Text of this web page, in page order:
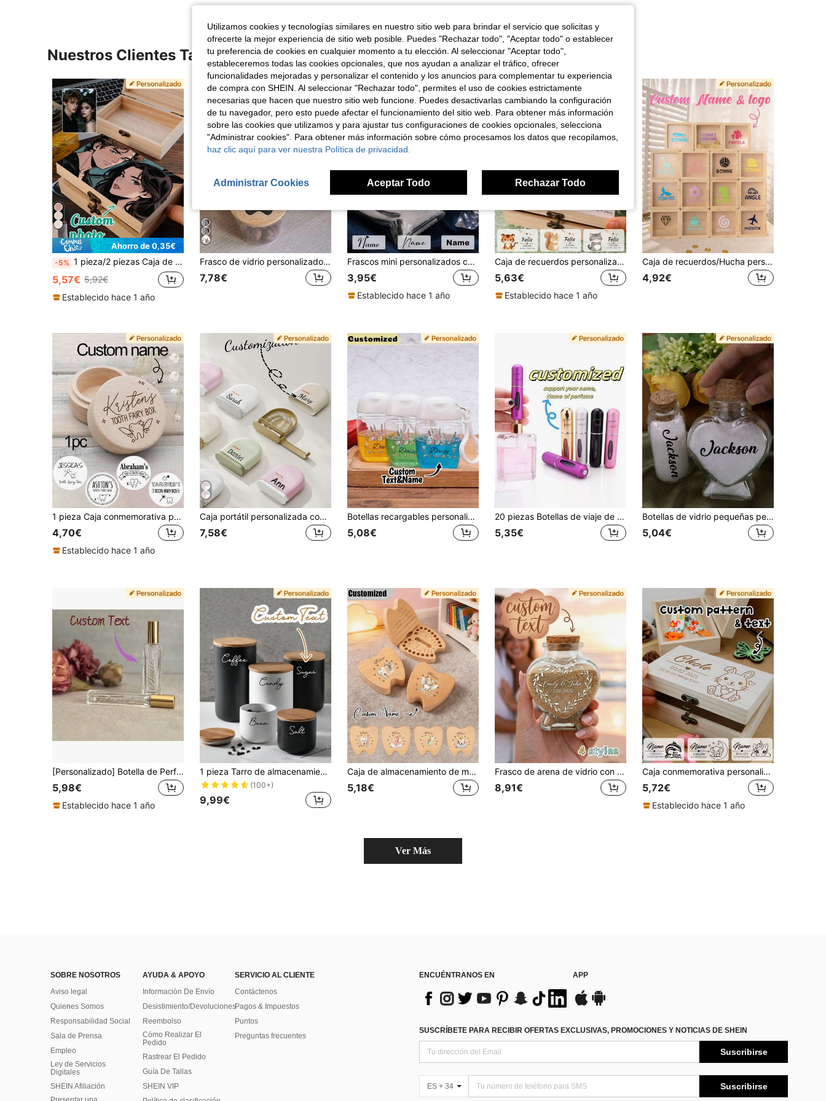
Nuestros Clientes También Vieron
Ahorro de 0,35€
-5% 1 pieza/2 piezas Caja de recuerdos con foto personalizada, caja de almacenamiento de madera personalizada, caja de recuerdos con foto personalizada, caja decorativa con nombre personalizable, joyero, caja conmemorativa de vacaciones, regalo de boda, regalo de cumpleaños, regalo del Día de San Valentín, aniversario, dormitorio, hogar
5,57€ 5,92€
Establecido hace 1 año
Frasco de vidrio personalizado para almacenar golosinas para perros con tapa grabada y huella de pata, contenedor redondo personalizable para comida de mascotas para golosinas de entrenamiento, organizadores de armario y organización de despensa
7,78€
Frascos mini personalizados con texto, Frascos mini personalizados con tapas de corcho, Frascos de arena personalizados como recuerdo, Frasco decorativo pequeño personalizable, Botella de deseos, Botella de recuerdos, Playa luna de miel, Día de San Valentín, Regalos de boda, Frasco de vidrio lindo, Regalos de cumpleaños
3,95€
Establecido hace 1 año
Caja de recuerdos personalizada, caja de almacenamiento de madera personalizada, caja de recuerdos personalizada, patrones de animales lindos, caja decorativa personalizable, caja de madera, caja de recuerdos para fiestas, regalos de cumpleaños, aniversario, decoración del hogar, regalos únicos, dormitorio, familia, amigo
5,63€
Establecido hace 1 año
Caja de recuerdos/Hucha personalizada, 50 patrones de dibujos animados disponibles, vidrio grueso a prueba de roturas, Día de San Valentín, decoración de boda, decoración del hogar, regalo para parejas, recuerdo de viaje, aniversario, regalo personalizado, decoración de habitación, joyería, industrial, recuerdo
4,92€
1 pieza Caja conmemorativa personalizada para el primer diente, caja de madera para el hada de los dientes con nombre personalizable, caja de almacenamiento para dientes de bebé, caja de almacenamiento para la pérdida de dientes, caja de almacenamiento multifuncional para artículos pequeños, impermeable, sellada, sin planchado, grabable, decorativa, vintage exquisita, de alta calidad, linda, personalizable, personalizada, única, regalo ideal para ella, novio, novia, papá, mamá, familia, amigos, hijo, hija, adecuada para aniversario, Día de San Valentín, boda, decoración del hogar y otras ocasiones.
4,70€
Establecido hace 1 año
Caja portátil personalizada con nombre para retenedor dental, almacenamiento de dentadura y aparato ortodóntico infantil, elegante otoño
7,58€
Botellas recargables personalizables, botellas de recarga con texto personalizado y patrón floral, botellas de viaje portátiles, botellas vacías compactas de viaje para días festivos, botellas de recarga con bomba para cuidado de la piel, botellas reutilizables de plástico para desmaquillante, tónico, cuidado de uñas, esencia, etc. Esencial de viaje, botellas de almacenamiento de viaje
5,08€
20 piezas Botellas de viaje de perfume personalizables, muestras de perfume portátiles para uso diario, fáciles de llevar
5,35€
Botellas de vidrio pequeñas personalizables con tapones de corcho, botellas decorativas personalizadas, botellas de arena, recuerdos, botellas de deseos, botellas de memoria, playa, luna de miel, Día de San Valentín, regalos de boda, botellas de vidrio lindas, regalos de cumpleaños, dormitorio, sala de estar, novio, novia, amigos, parejas, familia, padre, madre
5,04€
[Personalizado] Botella de Perfume Personalizada, Regalo para la Madre de la Novia, Regalo para la Dama de Honor, Invitación para la Dama de Honor, Perfume Personalizado, Uso Versátil, Altamente Decorativo, Grabable, Exquisito & Elegante, Moderno & Vintage, Único, Personalizado, Personalizado, Regalo Ideal para Ella, Novia, Ella, Abuelos, Aniversario, Boda
5,98€
Establecido hace 1 año
1 pieza Tarro de almacenamiento de galletas de cerámica personalizable con tapa de bambú hermética, adecuado para almacenar té, galletas, café, especias, caramelos, etc. Multifuncional, decorativo, reutilizable, personalizado, único. Novio, estético, regalo de inauguración de casa, ideas de regalo
(100+)
9,99€
Caja de almacenamiento de madera personalizada, caja para dientes, caja para accesorios de cabello, caja para anillos de joyería, caja de recolección de dientes de hada del diente de madera con patrón de ángel y diente. Adecuado para él, ella, novio, novia, mamá, papá, familia, amigos, aniversario, Día de San Valentín, Día de la Madre, cumpleaños, Día del Padre, graduación, dormitorio, hogar, comedor, oficina, escuela
5,18€
Frasco de arena de vidrio con forma de corazón grabado personalizado, botella de recuerdo con texto y nombres personalizados con tapa de corcho, 4 estilos disponibles, perfecto para ceremonia de arena de boda, recuerdo de boda en la playa, regalo de compromiso y aniversario
8,91€
Caja conmemorativa personalizada, caja de colección personalizada, caja conmemorativa personalizada, adecuada para caja de regalo de ocasión especial, artículos conmemorativos personalizados de moda, regalo perfecto para días conmemorativos y hitos, utilizada para almacenar recuerdos preciados
5,72€
Establecido hace 1 año
Ver Más
SOBRE NOSOTROS
Aviso legal
Quienes Somos
Responsabilidad Social
Sala de Prensa
Empleo
Ley de Servicios
Digitales
SHEIN Afiliación
AYUDA & APOYO
Información De Envío
Desistimiento/Devoluciones
Reembolso
Cómo Realizar El
Pedido
Rastrear El Pedido
Guía De Tallas
SHEIN VIP
SERVICIO AL CLIENTE
Contáctenos
Pagos & Impuestos
Puntos
Preguntas frecuentes
ENCUÉNTRANOS EN APP
SUSCRÍBETE PARA RECIBIR OFERTAS EXCLUSIVAS, PROMOCIONES Y NOTICIAS DE SHEIN
Suscribirse
ES + 34 Suscribirse
Utilizamos cookies y tecnologías similares en nuestro sitio web para brindar el servicio que solicitas y
ofrecerte la mejor experiencia de sitio web posible. Puedes "Rechazar todo", "Aceptar todo" o establecer
tu preferencia de cookies en cualquier momento a tu elección. Al seleccionar "Aceptar todo",
estableceremos todas las cookies opcionales, que nos ayudan a analizar el tráfico, ofrecer
funcionalidades mejoradas y personalizar el contenido y los anuncios para complementar tu experiencia
de compra con SHEIN. Al seleccionar "Rechazar todo", permites el uso de cookies estrictamente
necesarias que hacen que nuestro sitio web funcione. Puedes desactivarlas cambiando la configuración
de tu navegador, pero esto puede afectar el funcionamiento del sitio web. Para obtener más información
sobre las cookies que utilizamos y para ajustar tus configuraciones de cookies opcionales, selecciona
"Administrar cookies". Para obtener más información sobre cómo procesamos los datos que recopilamos,
haz clic aquí para ver nuestra Política de privacidad.
Administrar Cookies Aceptar Todo Rechazar Todo